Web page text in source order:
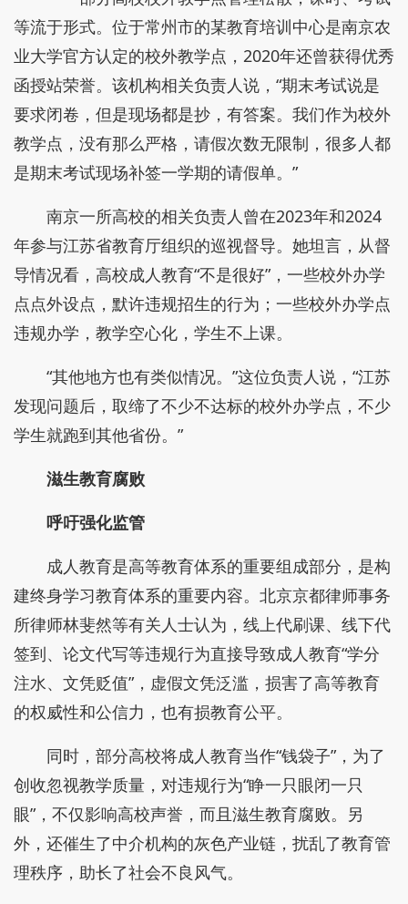
等流于形式。位于常州市的某教育培训中心是南京农
业大学官方认定的校外教学点，2020年还曾获得优秀
函授站荣誉。该机构相关负责人说，“期末考试说是
要求闭卷，但是现场都是抄，有答案。我们作为校外
教学点，没有那么严格，请假次数无限制，很多人都
是期末考试现场补签一学期的请假单。”
南京一所高校的相关负责人曾在2023年和2024
年参与江苏省教育厅组织的巡视督导。她坦言，从督
导情况看，高校成人教育“不是很好”，一些校外办学
点点外设点，默许违规招生的行为；一些校外办学点
违规办学，教学空心化，学生不上课。
“其他地方也有类似情况。”这位负责人说，“江苏
发现问题后，取缔了不少不达标的校外办学点，不少
学生就跑到其他省份。”
滋生教育腐败
呼吁强化监管
成人教育是高等教育体系的重要组成部分，是构
建终身学习教育体系的重要内容。北京京都律师事务
所律师林斐然等有关人士认为，线上代刷课、线下代
签到、论文代写等违规行为直接导致成人教育“学分
注水、文凭贬值”，虚假文凭泛滥，损害了高等教育
的权威性和公信力，也有损教育公平。
同时，部分高校将成人教育当作“钱袋子”，为了
创收忽视教学质量，对违规行为“睁一只眼闭一只
眼”，不仅影响高校声誉，而且滋生教育腐败。另
外，还催生了中介机构的灰色产业链，扰乱了教育管
理秩序，助长了社会不良风气。